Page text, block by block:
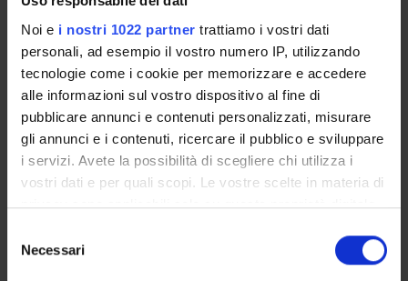
Noi e i nostri 1022 partner trattiamo i vostri dati
personali, ad esempio il vostro numero IP, utilizzando
tecnologie come i cookie per memorizzare e accedere
alle informazioni sul vostro dispositivo al fine di
pubblicare annunci e contenuti personalizzati, misurare
gli annunci e i contenuti, ricercare il pubblico e sviluppare
i servizi. Avete la possibilità di scegliere chi utilizza i
vostri dati e per quali scopi. Le vostre scelte in materia di
privacy sono applicabili solo su questa proprietà digitale
modificare o revocare il proprio consenso in qualsiasi
momento dalla Dichiarazione sui cookie o facendo clic
delNecessari
STUDENT ADMINISTRATION OFFICES
DEPARTMENT FACILITIES
LIBRARIES
CENTRES
SPIN OFF AND COMPANIES